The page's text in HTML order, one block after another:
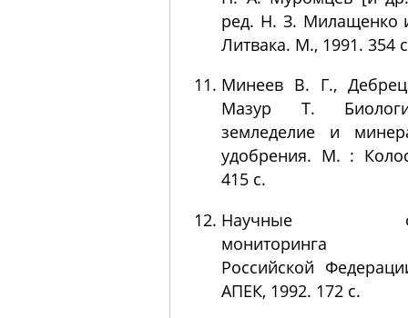
ред. Н. З.
Литвака. М., 1991. 354
Минеев B. Г.,
Мазур Т.
земледелие и
удобрения. М. :
415 с.
Научные
мониторинга
Российской
АПЕК, 1992. 172 с.